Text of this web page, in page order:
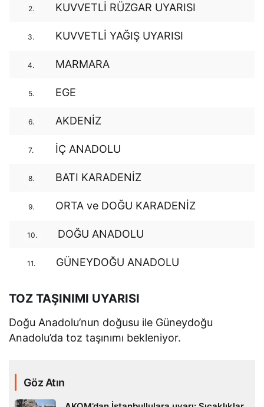
2. KUVVETLİ RÜZGAR UYARISI
3. KUVVETLİ YAĞIŞ UYARISI
4. MARMARA
5. EGE
6. AKDENİZ
7. İÇ ANADOLU
8. BATI KARADENİZ
9. ORTA ve DOĞU KARADENİZ
10. DOĞU ANADOLU
11. GÜNEYDOĞU ANADOLU
TOZ TAŞINIMI UYARISI
Doğu Anadolu’nun doğusu ile Güneydoğu
Anadolu’da toz taşınımı bekleniyor.
Göz Atın